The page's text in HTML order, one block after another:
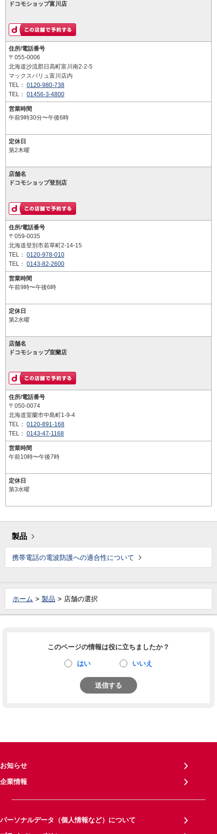
ドコモショップ富川店
住所/電話番号
〒055-0006
北海道沙流郡日高町富川南2-2-5
マックスバリュ富川店内
TEL： 0120-980-738
TEL： 01456-3-4800
営業時間
午前9時30分〜午後6時
定休日
第2木曜
店舗名
ドコモショップ登別店
住所/電話番号
〒059-0035
北海道登別市若草町2-14-15
TEL： 0120-978-010
TEL： 0143-82-2600
営業時間
午前9時〜午後6時
定休日
第2水曜
店舗名
ドコモショップ室蘭店
住所/電話番号
〒050-0074
北海道室蘭市中島町1-9-4
TEL： 0120-891-168
TEL： 0143-47-1168
営業時間
午前10時〜午後7時
定休日
第3水曜
製品
携帯電話の電波防護への適合性について
ホーム 製品 店舗の選択
このページの情報は役に立ちましたか？
はい いいえ
送信する
お知らせ
企業情報
パーソナルデータ（個人情報など）について